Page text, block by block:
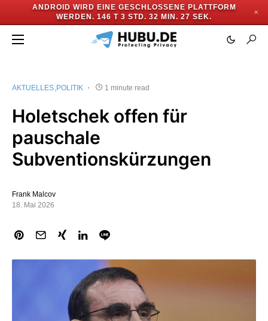
ANDROID WIRD EINE GESCHLOSSENE PLATTFORM
WERDEN. 146 T 3 STD. 32 MIN. 26 SEK.
✕
AKTUELLES POLITIK 1 minute read
Holetschek offen für
pauschale
Subventionskürzungen
Frank Malcov
18. Mai 2026